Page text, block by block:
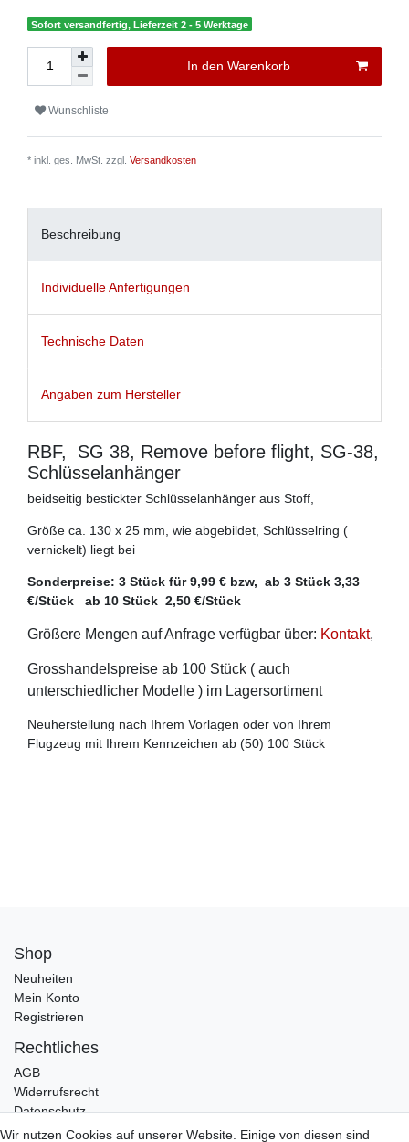
Sofort versandfertig, Lieferzeit 2 - 5 Werktage
In den Warenkorb
Wunschliste
* inkl. ges. MwSt. zzgl. Versandkosten
Beschreibung
Individuelle Anfertigungen
Technische Daten
Angaben zum Hersteller
RBF, SG 38, Remove before flight, SG-38,
Schlüsselanhänger
beidseitig bestickter Schlüsselanhänger aus Stoff,
Größe ca. 130 x 25 mm, wie abgebildet, Schlüsselring (
vernickelt) liegt bei
Sonderpreise: 3 Stück für 9,99 € bzw, ab 3 Stück 3,33
€/Stück ab 10 Stück 2,50 €/Stück
Größere Mengen auf Anfrage verfügbar über: Kontakt,
Grosshandelspreise ab 100 Stück ( auch
unterschiedlicher Modelle ) im Lagersortiment
Neuherstellung nach Ihrem Vorlagen oder von Ihrem
Flugzeug mit Ihrem Kennzeichen ab (50) 100 Stück
Shop
Neuheiten
Mein Konto
Registrieren
Rechtliches
AGB
Widerrufsrecht
Datenschutz
Impressum
Wir nutzen Cookies auf unserer Website. Einige von diesen sind